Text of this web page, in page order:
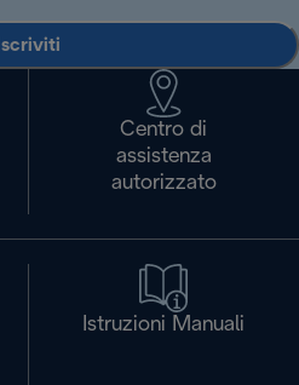
Iscriviti
Centro di
assistenza
autorizzato
Istruzioni Manuali